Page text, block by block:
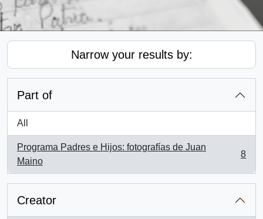
Narrow your results by:
Part of
All
Programa Padres e Hijos: fotografías de Juan
Maino
, 8 results
8
Creator